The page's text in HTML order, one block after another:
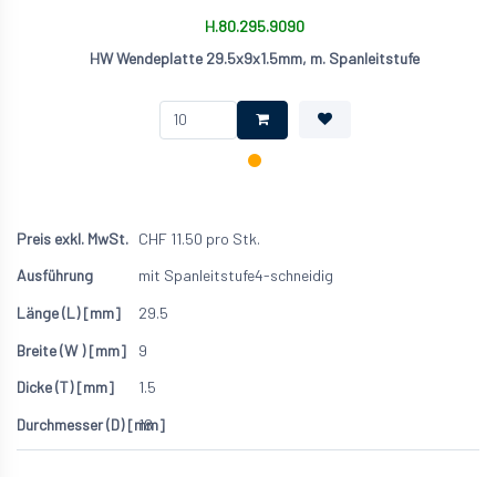
H.80.295.9090
HW Wendeplatte 29.5x9x1.5mm, m. Spanleitstufe
CHF 11.50 pro Stk.
mit Spanleitstufe4-schneidig
29.5
9
1.5
18